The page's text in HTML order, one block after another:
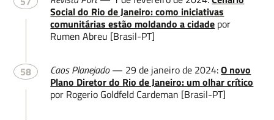
Social do Rio de Janeiro: como iniciativas
comunitárias estão moldando a cidade por
Rumen Abreu [Brasil-PT]
58 Caos Planejado— 29 de janeiro de 2024:O novo
Plano Diretor do Rio de Janeiro: um olhar crítico
por Rogerio Goldfeld Cardeman [Brasil-PT]